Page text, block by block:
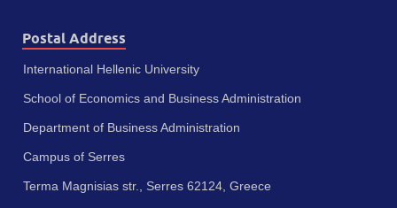
Postal Address
International Hellenic University
School of Economics and Business Administration
Department of Business Administration
Campus of Serres
Terma Magnisias str., Serres 62124, Greece